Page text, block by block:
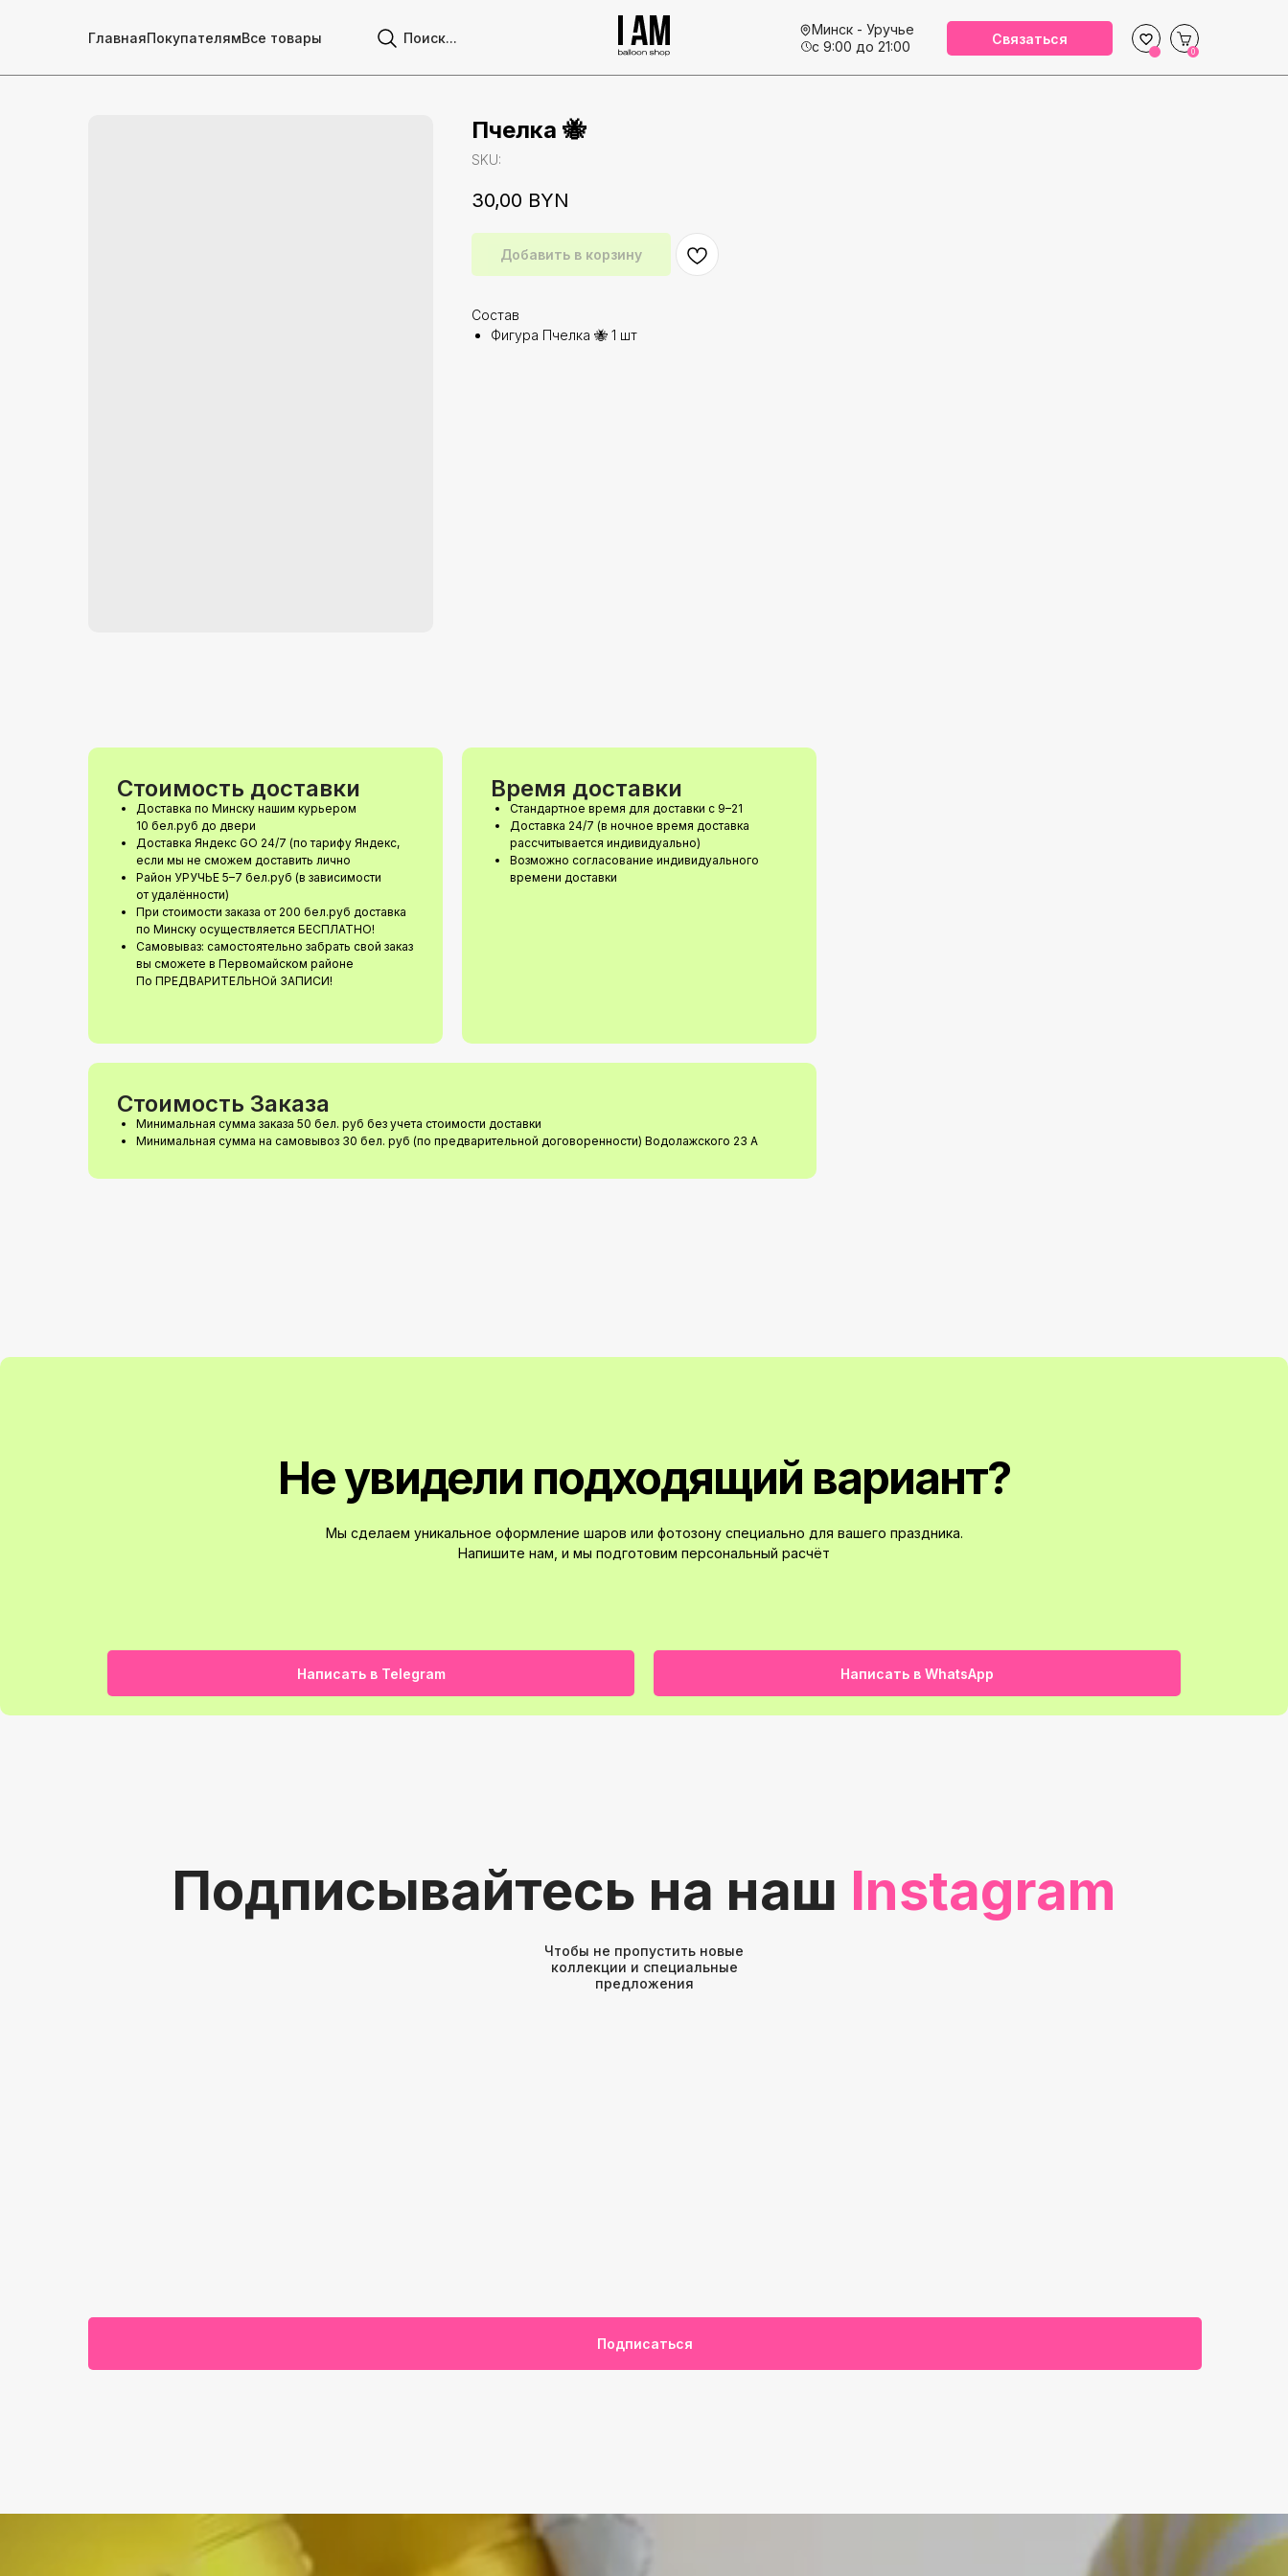
ГлавнаяПокупателямВсе товары Поиск... с 9:00 до 21:00
Минск - Уручье
Связаться
0
Пчелка 🐝
SKU:
30,00 BYN
Добавить в корзину
Состав
Фигура Пчелка 🐝 1 шт
Стоимость Заказа
Минимальная сумма заказа 50 бел. руб без учета стоимости доставки
Минимальная сумма на самовывоз 30 бел. руб (по предварительной договоренности) Водолажского 23 А
Время доставки
Стандартное время для доставки с 9–21
Доставка 24/7 (в ночное время доставка
рассчитывается индивидуально)
Возможно согласование индивидуального
времени доставки
Стоимость доставки
Доставка по Минску нашим курьером
10 бел.руб до двери
Доставка Яндекс GO 24/7 (по тарифу Яндекс,
если мы не сможем доставить лично
Район УРУЧЬЕ 5–7 бел.руб (в зависимости
от удалённости)
При стоимости заказа от 200 бел.руб доставка
по Минску осуществляется БЕСПЛАТНО!
Самовываз: самостоятельно забрать свой заказ
вы сможете в Первомайском районе
По ПРЕДВАРИТЕЛЬНОй ЗАПИСИ!
Не увидели подходящий вариант?
Мы сделаем уникальное оформление шаров или фотозону специально для вашего праздника.
Напишите нам, и мы подготовим персональный расчёт
Написать в WhatsApp
Написать в Telegram
Чтобы не пропустить новые
коллекции и специальные
предложения
Подписывайтесь на наш Instagram
Подписаться